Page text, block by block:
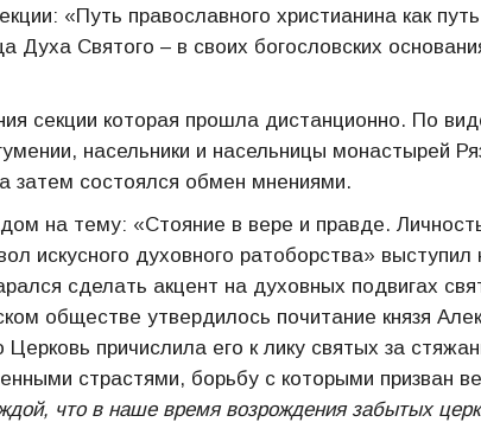
«Путь православного христианина как путь
Духа Святого – в своих богословских
секции которая прошла дистанционно. По
насельники и насельницы монастырей
затем состоялся обмен мнениями.
на тему: «Стояние в вере и правде.
искусного духовного ратоборства» выступил
сделать акцент на духовных подвигах
обществе утвердилось почитание князя
причислила его к лику святых за
страстями, борьбу с которыми призван
что в наше время возрождения забытых